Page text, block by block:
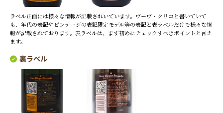
ラベル正面には様々な情報が記載されいています。ヴーヴ・クリコと書いていて
も、年代の表記やビンテージの表記限定モデル等の表記と表ラベルだけで様々な情
報が記載されております。表ラベルは、まず初めにチェックすべきポイントと言え
ます。
裏ラベル